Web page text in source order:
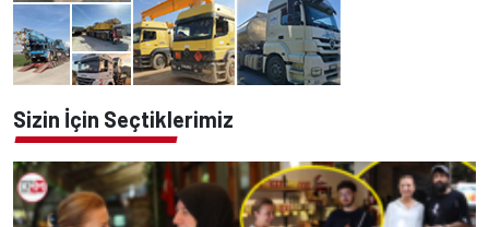
Sizin İçin Seçtiklerimiz